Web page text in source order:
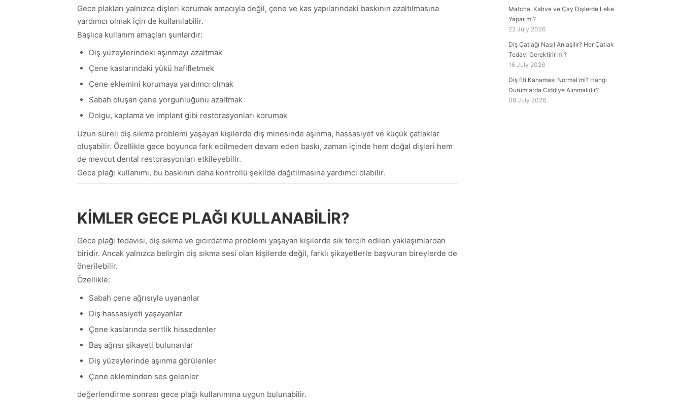
Gece plakları yalnızca dişleri korumak amacıyla değil, çene ve kas yapılarındaki baskının azaltılmasına
yardımcı olmak için de kullanılabilir.
Başlıca kullanım amaçları şunlardır:
Diş yüzeylerindeki aşınmayı azaltmak
Çene kaslarındaki yükü hafifletmek
Çene eklemini korumaya yardımcı olmak
Sabah oluşan çene yorgunluğunu azaltmak
Dolgu, kaplama ve implant gibi restorasyonları korumak
Uzun süreli diş sıkma problemi yaşayan kişilerde diş minesinde aşınma, hassasiyet ve küçük çatlaklar
oluşabilir. Özellikle gece boyunca fark edilmeden devam eden baskı, zaman içinde hem doğal dişleri hem
de mevcut dental restorasyonları etkileyebilir.
Gece plağı kullanımı, bu baskının daha kontrollü şekilde dağıtılmasına yardımcı olabilir.
KIMLER GECE PLAĞI KULLANABILIR?
Gece plağı tedavisi, diş sıkma ve gıcırdatma problemi yaşayan kişilerde sık tercih edilen yaklaşımlardan
biridir. Ancak yalnızca belirgin diş sıkma sesi olan kişilerde değil, farklı şikayetlerle başvuran bireylerde de
önerilebilir.
Özellikle:
Sabah çene ağrısıyla uyananlar
Diş hassasiyeti yaşayanlar
Çene kaslarında sertlik hissedenler
Baş ağrısı şikayeti bulunanlar
Diş yüzeylerinde aşınma görülenler
Çene ekleminden ses gelenler
değerlendirme sonrası gece plağı kullanımına uygun bulunabilir.
Matcha, Kahve ve Çay Dişlerde Leke
Yapar mı?
22 July 2026
Diş Çatlağı Nasıl Anlaşılır? Her Çatlak
Tedavi Gerektirir mi?
16 July 2026
Diş Eti Kanaması Normal mi? Hangi
Durumlarda Ciddiye Alınmalıdır?
08 July 2026